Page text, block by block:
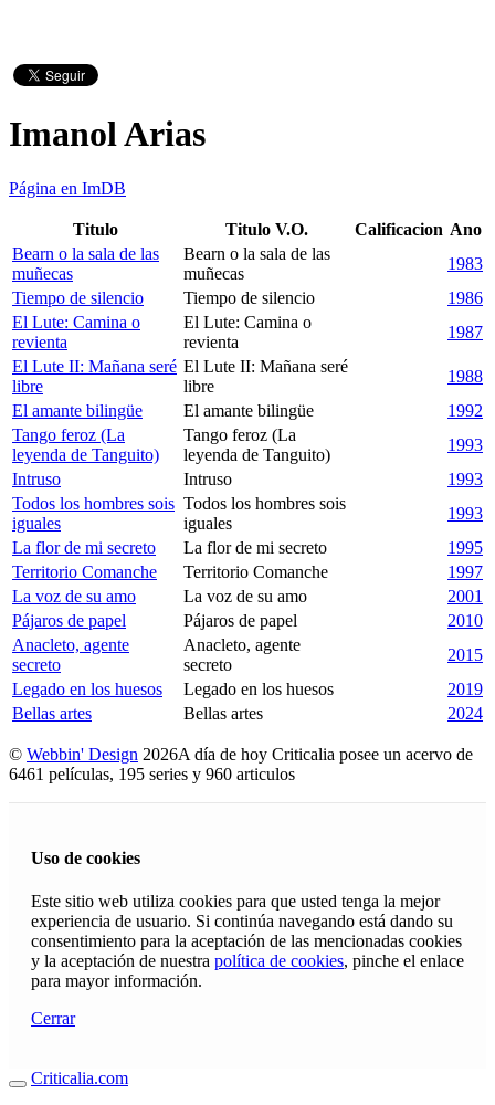
Imanol Arias
Página en ImDB
Titulo Titulo V.O. Calificacion Ano
Bearn o la sala de las
muñecas
Bearn o la sala de las
muñecas
1983
Tiempo de silencio
Tiempo de silencio
1986
El Lute: Camina o
revienta
El Lute: Camina o
revienta
1987
El Lute II: Mañana seré
libre
El Lute II: Mañana seré
libre
1988
El amante bilingüe
El amante bilingüe
1992
Tango feroz (La
leyenda de Tanguito)
Tango feroz (La
leyenda de Tanguito)
1993
Intruso
Intruso
1993
Todos los hombres sois
iguales
Todos los hombres sois
iguales
1993
La flor de mi secreto
La flor de mi secreto
1995
Territorio Comanche
Territorio Comanche
1997
La voz de su amo
La voz de su amo
2001
Pájaros de papel
Pájaros de papel
2010
Anacleto, agente
secreto
Anacleto, agente
secreto
2015
Legado en los huesos
Legado en los huesos
2019
Bellas artes
Bellas artes 2024
© Webbin' Design 2026A día de hoy Criticalia posee un acervo de
6461 películas, 195 series y 960 articulos
Uso de cookies
Este sitio web utiliza cookies para que usted tenga la mejor
experiencia de usuario. Si continúa navegando está dando su
consentimiento para la aceptación de las mencionadas cookies
y la aceptación de nuestra política de cookies, pinche el enlace
para mayor información.
Cerrar
Criticalia.com